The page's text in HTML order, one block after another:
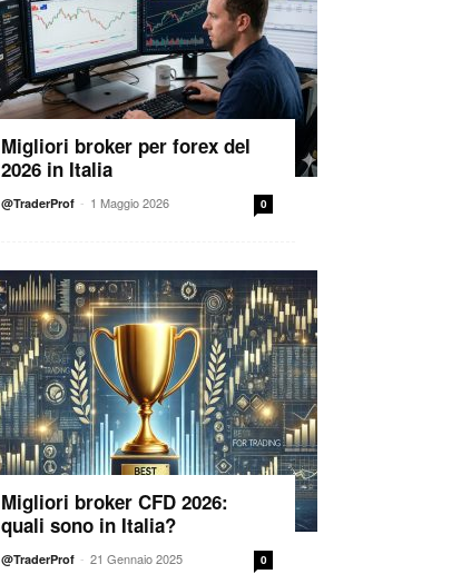
Migliori broker per forex del
2026 in Italia
@TraderProf - 1 Maggio 2026 0
Migliori broker CFD 2026:
quali sono in Italia?
@TraderProf - 21 Gennaio 2025 0